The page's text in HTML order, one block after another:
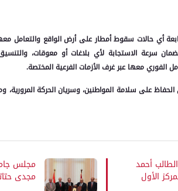
أي حالات سقوط أمطار على أرض الواقع والتعامل
سرعة الاستجابة لأي بلاغات أو معوقات،
الفوري معها عبر غرف الأزمات الفرعية المختصة.
على سلامة المواطنين، وسريان الحركة المرورية،
أحمد
الأول
مجلس
مجدي